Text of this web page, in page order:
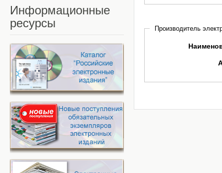
Производитель
Информационные
ресурсы